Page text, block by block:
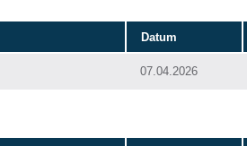
Datum
07.04.2026